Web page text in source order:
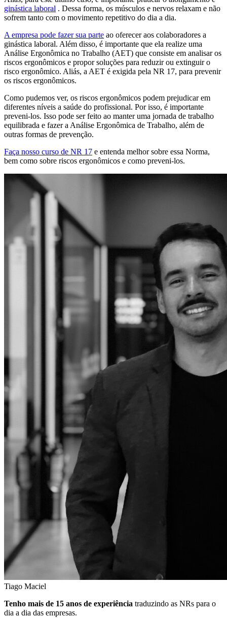
ginástica laboral . Dessa forma, os músculos e nervos relaxam e não
sofrem tanto com o movimento repetitivo do dia a dia.
A empresa pode fazer sua parte ao oferecer aos colaboradores a
ginástica laboral. Além disso, é importante que ela realize uma
Análise Ergonômica no Trabalho (AET) que consiste em analisar os
riscos ergonômicos e propor soluções para reduzir ou extinguir o
risco ergonômico. Aliás, a AET é exigida pela NR 17, para prevenir
os riscos ergonômicos.
Como pudemos ver, os riscos ergonômicos podem prejudicar em
diferentes níveis a saúde do profissional. Por isso, é importante
preveni-los. Isso pode ser feito ao manter uma jornada de trabalho
equilibrada e fazer a Análise Ergonômica de Trabalho, além de
outras formas de prevenção.
Faça nosso curso de NR 17 e entenda melhor sobre essa Norma,
bem como sobre riscos ergonômicos e como preveni-los.
Tiago Maciel
Tenho mais de 15 anos de experiência traduzindo as NRs para o
dia a dia das empresas.